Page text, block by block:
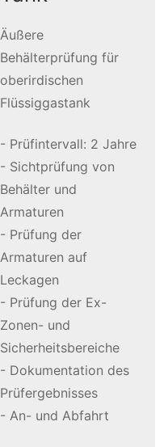
Äußere
Behälterprüfung für
oberirdischen
Flüssiggastank
- Prüfintervall: 2 Jahre
- Sichtprüfung von
Behälter und
Armaturen
- Prüfung der
Armaturen auf
Leckagen
- Prüfung der Ex-
Zonen- und
Sicherheitsbereiche
- Dokumentation des
Prüfergebnisses
- An- und Abfahrt